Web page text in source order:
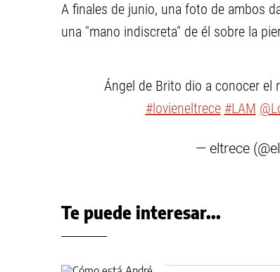
A finales de junio, una foto de ambos
una "mano indiscreta" de él sobre la
Ángel de Brito dio a conocer el
#lovieneltrece #LAM
— eltrece
Te puede interesar...